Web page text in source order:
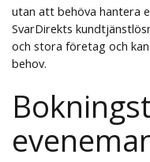
utan att behöva hantera
SvarDirekts
och stora företag och
behov.